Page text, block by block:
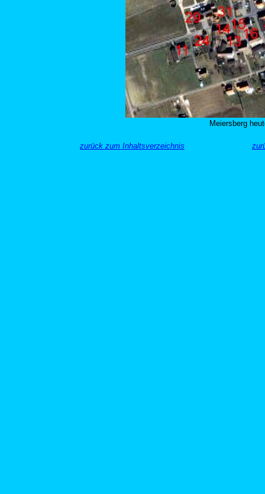
Meiersberg
zurück zum Inhaltsverzeichnis